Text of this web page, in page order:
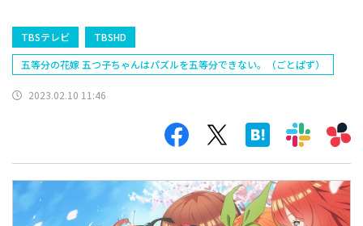
TBSテレビ
TBSHD
五等分の花嫁 五つ子ちゃんはパズルを五等分できない。（ごとぱず）
2023.02.10 11:46